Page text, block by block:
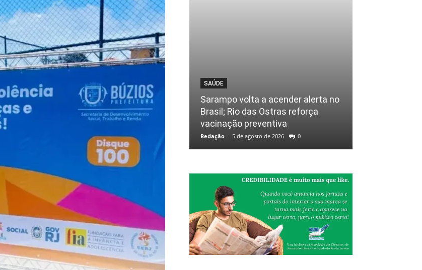
SAÚDE
Sarampo volta a acender alerta no
Brasil; Rio das Ostras reforça
vacinação preventiva
Redação - 5 de agosto de 2026 0